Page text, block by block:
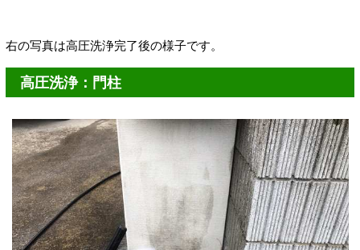
右の写真は高圧洗浄完了後の様子です。
高圧洗浄：門柱